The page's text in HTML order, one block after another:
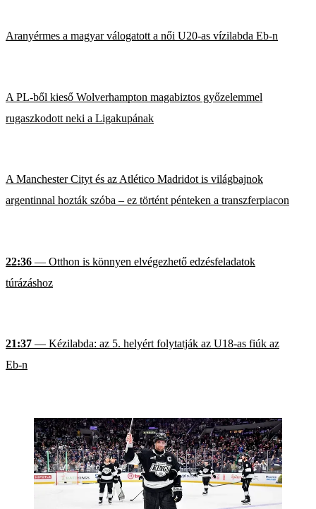
Aranyérmes a magyar válogatott a női U20-as vízilabda Eb-n
A PL-ből kieső Wolverhampton magabiztos győzelemmel
rugaszkodott neki a Ligakupának
A Manchester Cityt és az Atlético Madridot is világbajnok
argentinnal hozták szóba – ez történt pénteken a transzferpiacon
22:36 — Otthon is könnyen elvégezhető edzésfeladatok
túrázáshoz
21:37 — Kézilabda: az 5. helyért folytatják az U18-as fiúk az
Eb-n